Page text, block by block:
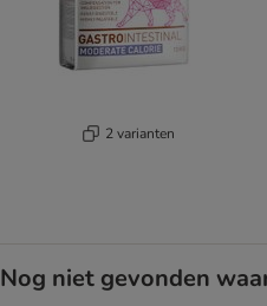
2 varianten
Nog niet gevonden